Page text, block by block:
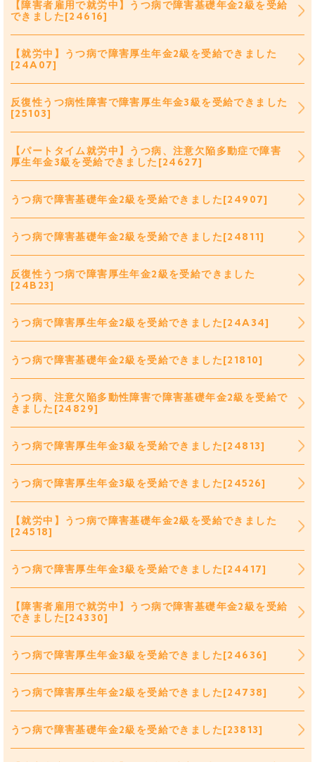
【障害者雇用で就労中】うつ病で障害基礎年金2級を受給
できました[24616]
【就労中】うつ病で障害厚生年金2級を受給できました
[24A07]
反復性うつ病性障害で障害厚生年金3級を受給できました
[25103]
【パートタイム就労中】うつ病、注意欠陥多動症で障害
厚生年金3級を受給できました[24627]
うつ病で障害基礎年金2級を受給できました[24907]
うつ病で障害基礎年金2級を受給できました[24811]
反復性うつ病で障害厚生年金2級を受給できました
[24B23]
うつ病で障害厚生年金2級を受給できました[24A34]
うつ病で障害基礎年金2級を受給できました[21810]
うつ病、注意欠陥多動性障害で障害基礎年金2級を受給で
きました[24829]
うつ病で障害厚生年金3級を受給できました[24813]
うつ病で障害厚生年金3級を受給できました[24526]
【就労中】うつ病で障害基礎年金2級を受給できました
[24518]
うつ病で障害厚生年金3級を受給できました[24417]
【障害者雇用で就労中】うつ病で障害基礎年金2級を受給
できました[24330]
うつ病で障害厚生年金3級を受給できました[24636]
うつ病で障害厚生年金2級を受給できました[24738]
うつ病で障害基礎年金2級を受給できました[23813]